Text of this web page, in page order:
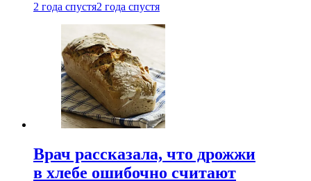
2 года спустя2 года спустя
Врач рассказала, что дрожжи
в хлебе ошибочно считают